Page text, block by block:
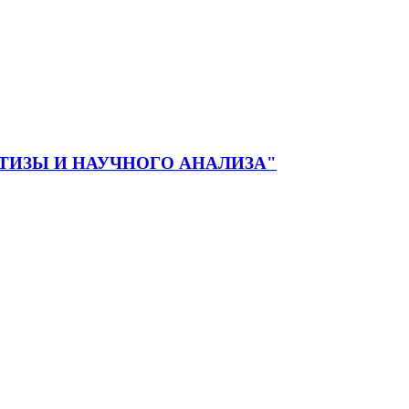
И НАУЧНОГО АНАЛИЗА"